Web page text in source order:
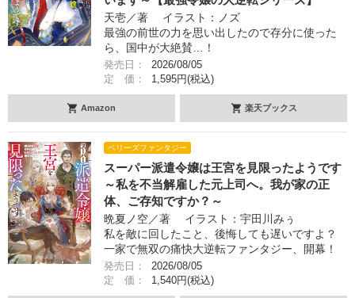
天壱／著 イラスト：ノズ
最強の前世の力を思い出したので存分に使った
ら、国中が大絶賛…！
発売日：
2026/08/05
定 価：
1,595円(税込)
Amazon 楽天ブックス
ベリーズファンタジー
スーパー派遣令嬢は王宮を見限ったようです
～私を不当解雇した元上司へ。我が家の正
体、ご存知ですか？～
晩夏ノ空／著 イラスト：宇田川みぅ
私を敵に回したこと、後悔しても遅いですよ？
一家で無双の痛快大逆転ファンタジー、開幕！
発売日：
2026/08/05
定 価：
1,540円(税込)